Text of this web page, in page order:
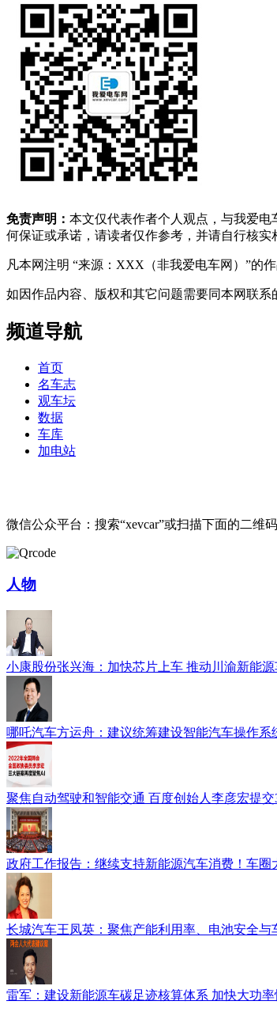
免责声明： 本文仅代表作者个人观点，与我爱
何保证或承诺，请读者仅作参考，并请自行核实
凡本网注明 “来源：XXX（非我爱电车网）”的
如因作品内容、版权和其它问题需要同本网联系
频道导航
首页
名车志
观车坛
数据
车库
加电站
微信公众平台：搜索“xevcar”或扫描下面的二维码
人物
小康股份张兴海：加快芯片上车 推动川渝新能源
哪吒汽车方运舟：建议统筹建设智能汽车操作系
聚焦自动驾驶和智能交通 百度创始人李彦宏提交
政府工作报告：继续支持新能源汽车消费！车圈
长城汽车王凤英：聚焦产能利用率、电池安全与
雷军：建设新能源车碳足迹核算体系 加快大功率